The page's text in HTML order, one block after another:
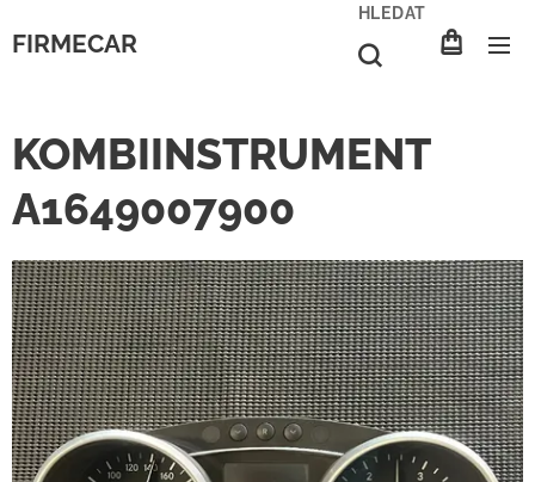
FIRMECAR
HLEDAT
KOMBIINSTRUMENT
A1649007900